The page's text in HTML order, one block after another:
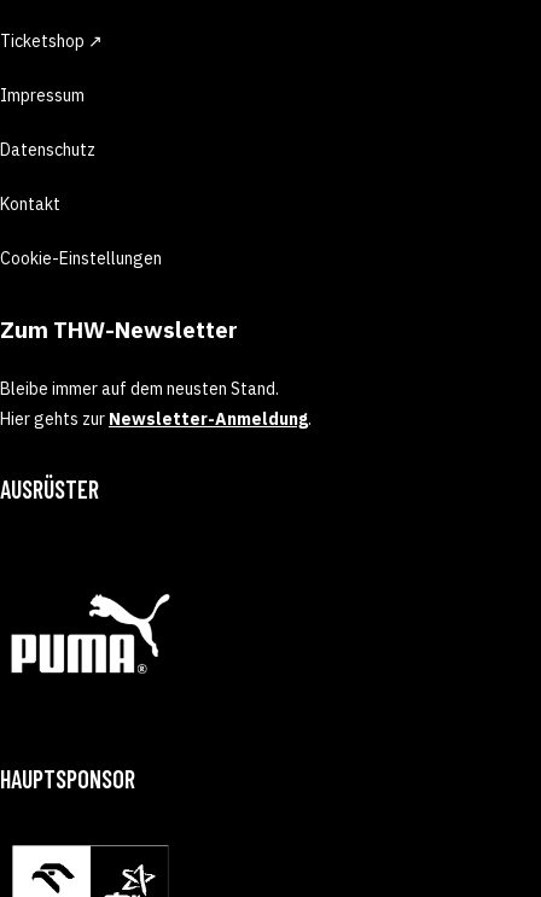
Ticketshop ↗
Impressum
Datenschutz
Kontakt
Cookie-Einstellungen
Zum THW-Newsletter
Bleibe immer auf dem neusten Stand.
Hier gehts zur Newsletter-Anmeldung.
AUSRÜSTER
HAUPTSPONSOR